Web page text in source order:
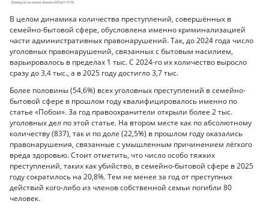
В целом динамика количества преступлений, совершённых в
семейно-бытовой сфере, обусловлена именно криминализацией
части административных правонарушений. Так, до 2024 года число
уголовных правонарушений, связанных с бытовым насилием,
варьировалось в пределах 1 тыс. С 2024-го их количество выросло
сразу до 3,4 тыс., а в 2025 году достигло 3,7 тыс.
Более половины (54,6%) всех уголовных преступлений в семейно-
бытовой сфере в прошлом году квалифицировалось именно по
статье «Побои». За год правоохранители открыли более 2 тыс.
уголовных дел по этой статье. На втором месте как по абсолютному
количеству (837), так и по доле (22,5%) в прошлом году оказались
правонарушения, связанные с умышленным причинением лёгкого
вреда здоровью. Стоит отметить, что число особо тяжких
преступлений, таких как убийство, в семейно-бытовой сфере в 2025
году сократилось на 20,8%. Тем не менее за год от преступных
действий кого-либо из членов собственной семьи погибли 80
человек.